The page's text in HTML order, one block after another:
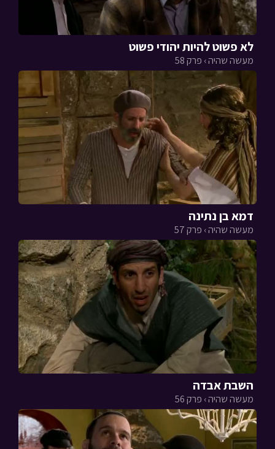
לא פשוט להיות יהודי פשוט
מעשה שהיה › פרק 58
דמא בן נתינה
מעשה שהיה › פרק 57
השבת אבדה
מעשה שהיה › פרק 56